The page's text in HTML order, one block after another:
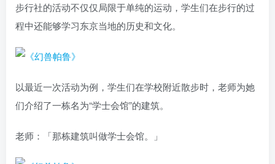
步行社的活动不仅仅局限于单纯的运动，学生们在步行的过
程中还能够学习东京当地的历史和文化。
以最近一次活动为例，学生们在学校附近散步时，老师为她
们介绍了一栋名为“学士会馆”的建筑。
老师：「那栋建筑叫做学士会馆。」